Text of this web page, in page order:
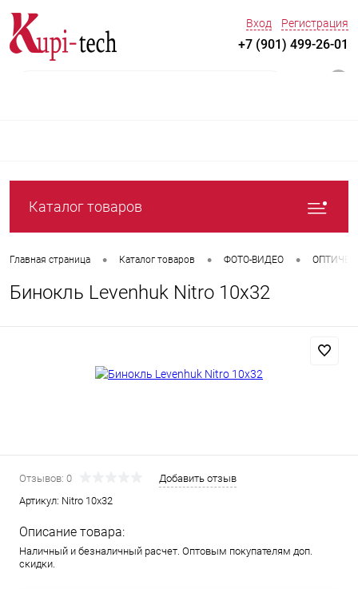
Вход Регистрация
+7 (901) 499-26-01
Каталог товаров
Главная страница • Каталог товаров • ФОТО-ВИДЕО •
Бинокль Levenhuk Nitro 10x32
Отзывов: 0
Добавить отзыв
Артикул: Nitro 10x32
Описание товара:
Наличный и безналичный расчет. Оптовым покупателям доп.
скидки.